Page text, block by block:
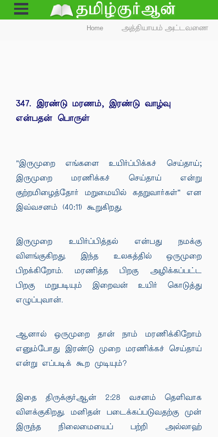
Open
Menu
Home அத்தியாயம் அட்டவணை
347. இரண்டு மரணம், இரண்டு வாழ்வு
என்பதன் பொருள்
"இருமுறை எங்களை உயிர்ப்பிக்கச் செய்தாய்;
இருமுறை மரணிக்கச் செய்தாய் என்று
குற்றமிழைத்தோர் மறுமையில் கதறுவார்கள்'' என
இவ்வசனம் (40:11) கூறுகிறது.
இருமுறை உயிர்ப்பித்தல் என்பது நமக்கு
விளங்குகிறது. இந்த உலகத்தில் ஒருமுறை
பிறக்கிறோம். மரணித்த பிறகு அழிக்கப்பட்ட
பிறகு மறுபடியும் இறைவன் உயிர் கொடுத்து
எழுப்புவான்.
ஆனால் ஒருமுறை தான் நாம் மரணிக்கிறோம்
எனும்போது இரண்டு முறை மரணிக்கச் செய்தாய்
என்று எப்படிக் கூற முடியும்?
இதை திருக்குர்ஆன் 2:28 வசனம் தெளிவாக
விளக்குகிறது. மனிதன் படைக்கப்படுவதற்கு முன்
இருந்த நிலைமையைப் பற்றி அல்லாஹ்